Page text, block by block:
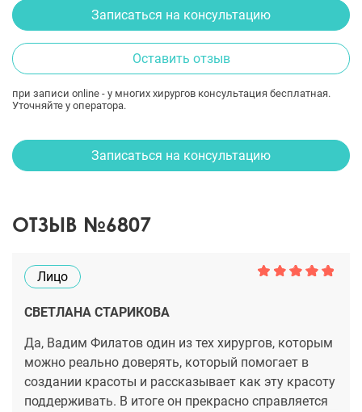
Записаться на консультацию
Оставить отзыв
при записи online - у многих хирургов консультация бесплатная.
Уточняйте у оператора.
Записаться на консультацию
ОТЗЫВ №6807
Лицо
СВЕТЛАНА СТАРИКОВА
Да, Вадим Филатов один из тех хирургов, которым
можно реально доверять, который помогает в
создании красоты и рассказывает как эту красоту
поддерживать. В итоге он прекрасно справляется